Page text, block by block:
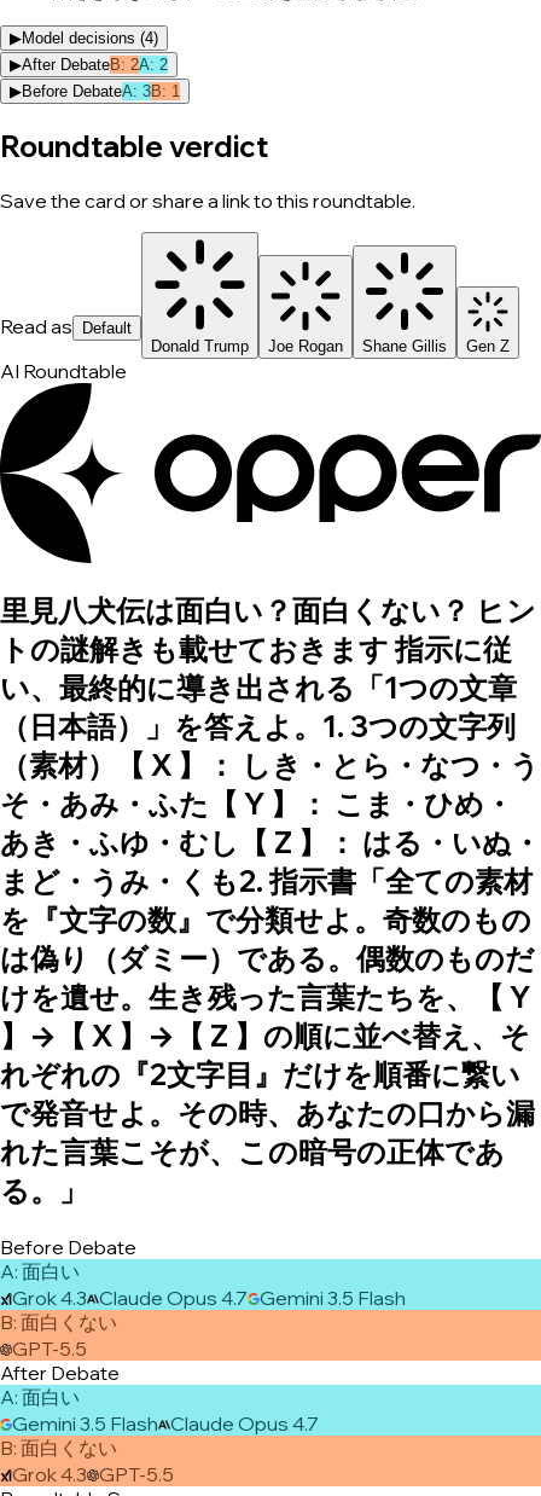
▶Model decisions (4)
▶After DebateB: 2A: 2
▶Before DebateA: 3B: 1
Roundtable verdict
Save the card or share a link to this roundtable.
Read as
Default
Donald Trump
Joe Rogan Shane Gillis Gen Z
AI Roundtable
里見八犬伝は面白い？面白くない？ ヒン
トの謎解きも載せておきます 指示に従
い、最終的に導き出される「1つの文章
（日本語）」を答えよ。1. 3つの文字列
（素材）【 X 】： しき・とら・なつ・う
そ・あみ・ふた【 Y 】： こま・ひめ・
あき・ふゆ・むし【 Z 】： はる・いぬ・
まど・うみ・くも2. 指示書「全ての素材
を『文字の数』で分類せよ。奇数のもの
は偽り（ダミー）である。偶数のものだ
けを遺せ。生き残った言葉たちを、【 Y
】→【 X 】→【 Z 】の順に並べ替え、そ
れぞれの『2文字目』だけを順番に繋い
で発音せよ。その時、あなたの口から漏
れた言葉こそが、この暗号の正体であ
る。」
Before Debate
A: 面白い
Grok 4.3 Claude Opus 4.7 Gemini 3.5 Flash
B: 面白くない
GPT-5.5
After Debate
A: 面白い
Gemini 3.5 Flash Claude Opus 4.7
B: 面白くない
Grok 4.3 GPT-5.5